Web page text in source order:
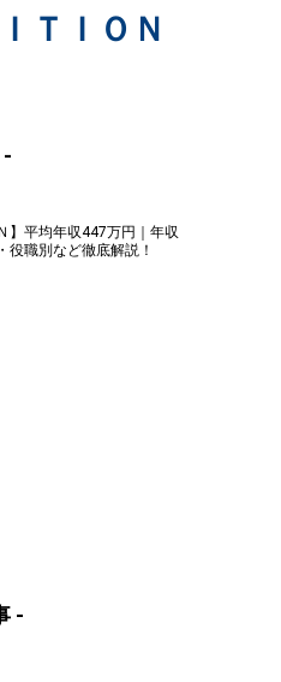
ＴＩＯＮ
】平均年収447万円｜年収
役職別など徹底解説！
-